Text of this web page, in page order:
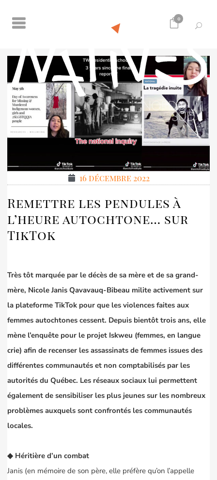
0
16 décembre 2022
Remettre les pendules à
l’heure autochtone… sur
TikTok
Très tôt marquée par le décès de sa mère et de sa grand-
mère, Nicole Janis Qavavauq-Bibeau milite activement sur
la plateforme TikTok pour que les violences faites aux
femmes autochtones cessent. Depuis bientôt trois ans, elle
mène l’enquête pour le projet Iskweu (femmes, en langue
crie) afin de recenser les assassinats de femmes issues des
différentes communautés et non comptabilisés par les
autorités du Québec. Les réseaux sociaux lui permettent
également de sensibiliser les plus jeunes sur les nombreux
problèmes auxquels sont confrontés les communautés
locales.
◆ Héritière d’un combat
Janis (en mémoire de son père, elle préfère qu’on l’appelle